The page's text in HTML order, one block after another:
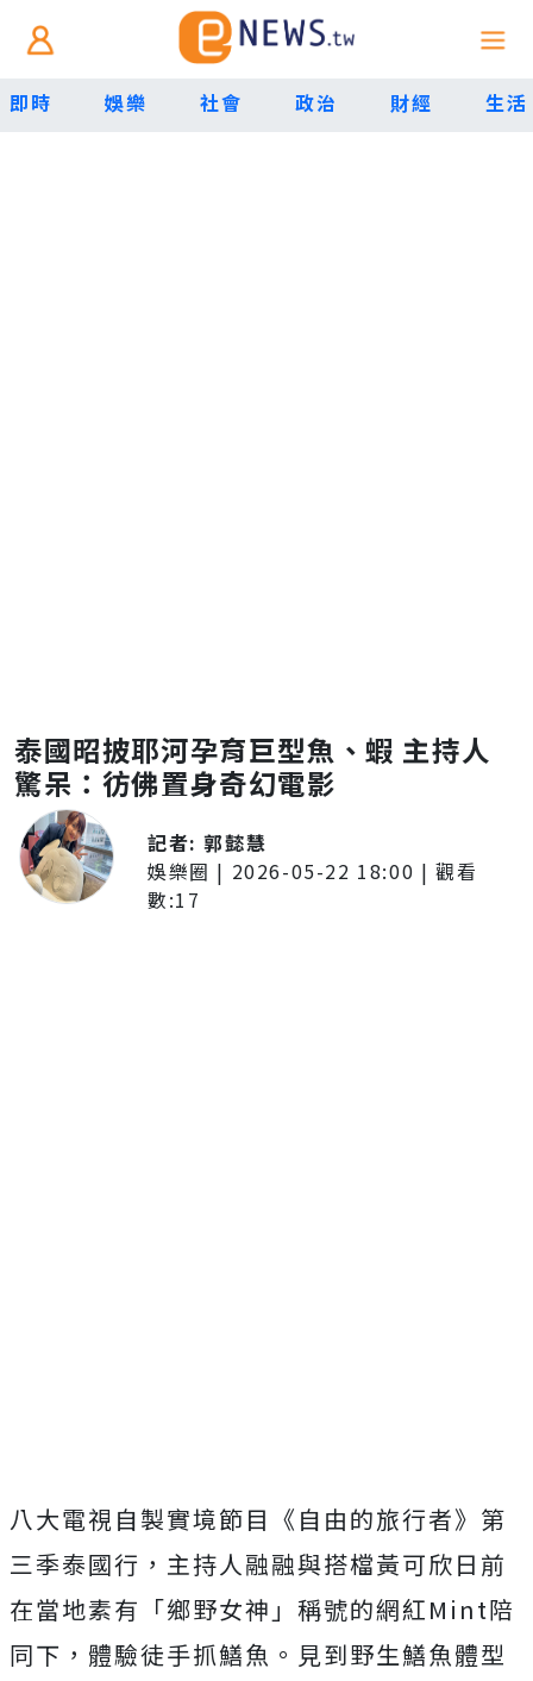
即時 娛樂 社會 政治 財經 生活
泰國昭披耶河孕育巨型魚、蝦 主持人
驚呆：彷佛置身奇幻電影
記者:郭懿慧
娛樂圈 | 2026-05-22 18:00 | 觀看
數:17
八大電視自製實境節目《自由的旅行者》第
三季泰國行， 主持人融融與搭檔黃可欣日前
在當地素有「鄉野女神」稱號的網紅M int陪
同下，體驗徒手抓鱔魚。見到野生鱔魚體型